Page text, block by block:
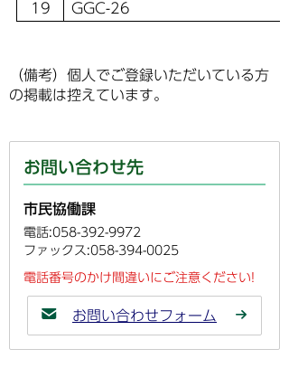
19
GGC-26
（備考）個人でご登録いただいている方
の掲載は控えています。
お問い合わせ先
市民協働課
電話:058-392-9972
ファックス:058-394-0025
電話番号のかけ間違いにご注意ください!
お問い合わせフォーム